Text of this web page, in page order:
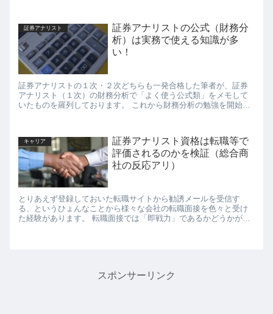
証券アナリスト
証券アナリストの公式（財務分
析）は実務で使える知識が多
い！
証券アナリストの１次・２次どちらも一発合格した筆者が、証券
アナリスト（１次）の財務分析で「よく使う公式類」をメモして
いたものを羅列しております。 これから財務分析の勉強を開始し
キャリア
証券アナリスト資格は転職等で
評価されるのかを検証（総合商
社の反応アリ）
とりあえず登録しておいた転職サイトから勧誘メールを受信す
る、というひょんなことから様々な会社の転職面接を色々と受け
た経験があります。 転職面接では「即戦力」であるかどうかが見
スポンサーリンク